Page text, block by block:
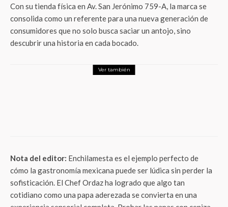
Con su tienda física en Av. San Jerónimo 759-A, la marca se
consolida como un referente para una nueva generación de
consumidores que no solo busca saciar un antojo, sino
descubrir una historia en cada bocado.
Ver también
Nota del editor: Enchilamesta es el ejemplo perfecto de
cómo la gastronomía mexicana puede ser lúdica sin perder la
sofisticación. El Chef Ordaz ha logrado que algo tan
cotidiano como una papa aderezada se convierta en una